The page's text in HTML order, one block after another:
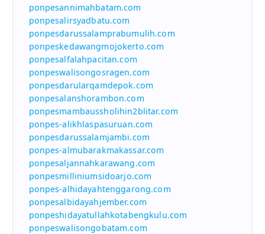
ponpesannimahbatam.com
ponpesalirsyadbatu.com
ponpesdarussalamprabumulih.com
ponpeskedawangmojokerto.com
ponpesalfalahpacitan.com
ponpeswalisongosragen.com
ponpesdarularqamdepok.com
ponpesalanshorambon.com
ponpesmambaussholihin2blitar.com
ponpes-alikhlaspasuruan.com
ponpesdarussalamjambi.com
ponpes-almubarakmakassar.com
ponpesaljannahkarawang.com
ponpesmilliniumsidoarjo.com
ponpes-alhidayahtenggarong.com
ponpesalbidayahjember.com
ponpeshidayatullahkotabengkulu.com
ponpeswalisongobatam.com